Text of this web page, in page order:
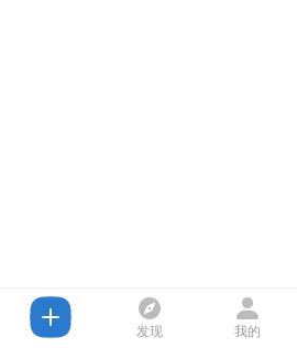
发现 我的